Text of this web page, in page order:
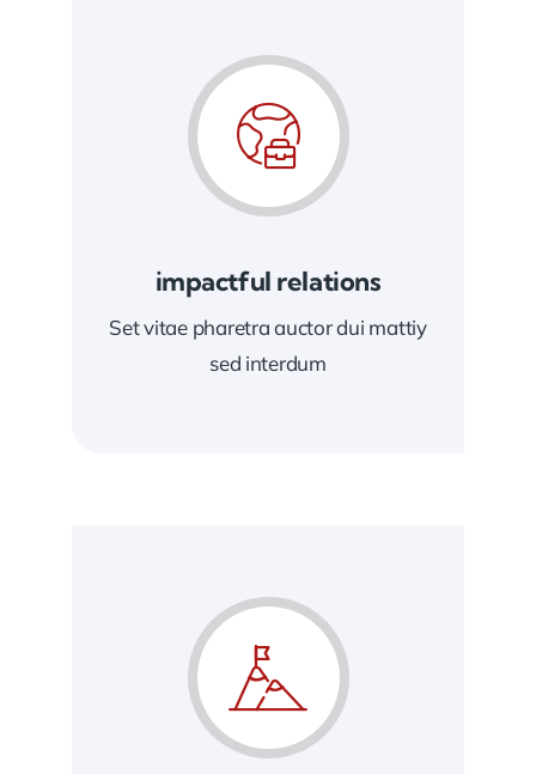
impactful relations
Set vitae pharetra auctor dui mattiy
sed interdum